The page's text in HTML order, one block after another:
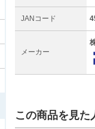
JANコード
メーカー
この商品を見た